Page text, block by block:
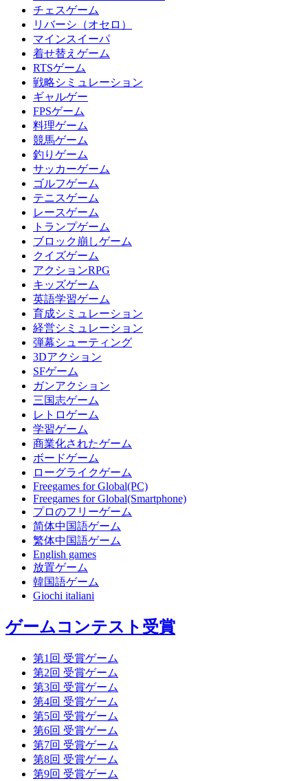
チェスゲーム
リバーシ（オセロ）
マインスイーパ
着せ替えゲーム
RTSゲーム
戦略シミュレーション
ギャルゲー
FPSゲーム
料理ゲーム
競馬ゲーム
釣りゲーム
サッカーゲーム
ゴルフゲーム
テニスゲーム
レースゲーム
トランプゲーム
ブロック崩しゲーム
クイズゲーム
アクションRPG
キッズゲーム
英語学習ゲーム
育成シミュレーション
経営シミュレーション
弾幕シューティング
3Dアクション
SFゲーム
ガンアクション
三国志ゲーム
レトロゲーム
学習ゲーム
商業化されたゲーム
ボードゲーム
ローグライクゲーム
Freegames for Global(PC)
Freegames for Global(Smartphone)
プロのフリーゲーム
简体中国語ゲーム
繁体中国語ゲーム
English games
放置ゲーム
韓国語ゲーム
Giochi italiani
ゲームコンテスト受賞
第1回 受賞ゲーム
第2回 受賞ゲーム
第3回 受賞ゲーム
第4回 受賞ゲーム
第5回 受賞ゲーム
第6回 受賞ゲーム
第7回 受賞ゲーム
第8回 受賞ゲーム
第9回 受賞ゲーム